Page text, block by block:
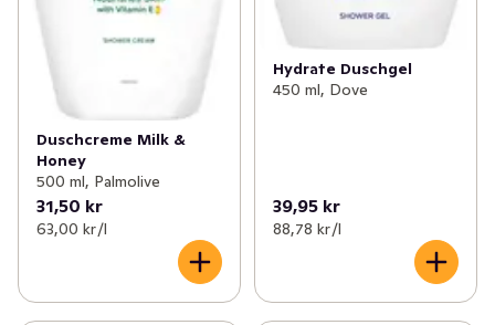
Duschcreme Milk &
Honey
500 ml, Palmolive
31,50 kr
63,00 kr /l
Hydrate Duschgel
450 ml, Dove
39,95 kr
88,78 kr /l